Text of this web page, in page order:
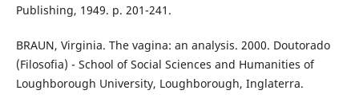
Publishing, 1949. p. 201-241.
BRAUN, Virginia. The vagina: an analysis. 2000. Doutorado
(Filosofia) - School of Social Sciences and Humanities of
Loughborough University, Loughborough, Inglaterra.